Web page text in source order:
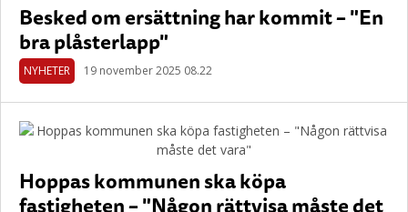
Besked om ersättning har kommit – "En
bra plåsterlapp"
NYHETER 19 november 2025 08.22
Hoppas kommunen ska köpa
fastigheten – "Någon rättvisa måste det